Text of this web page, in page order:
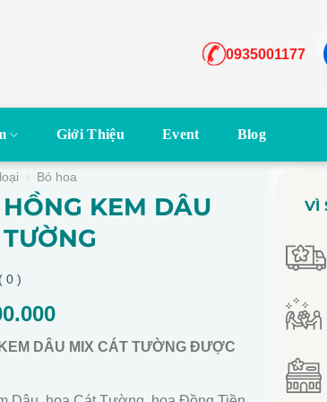
0935001177
Giới Thiệu Event Blog
Bó hoa
KEM DÂU
( 0 )
hiện
tại
DÂU MIX CÁT TƯỜNG ĐƯỢC
VÌ